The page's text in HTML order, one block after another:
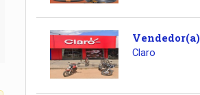
Vendedor(a)
Claro